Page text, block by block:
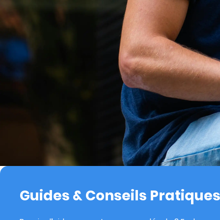
Guides & Conseils Pratiques